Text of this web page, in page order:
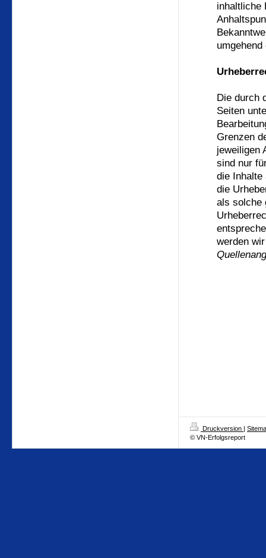
inhaltliche
Die durch
Seiten
Grenzen
jeweiligen
sind nur
die Inhalte
die
als solche
werden
Druckversion |
© VN-Erfolgsreport